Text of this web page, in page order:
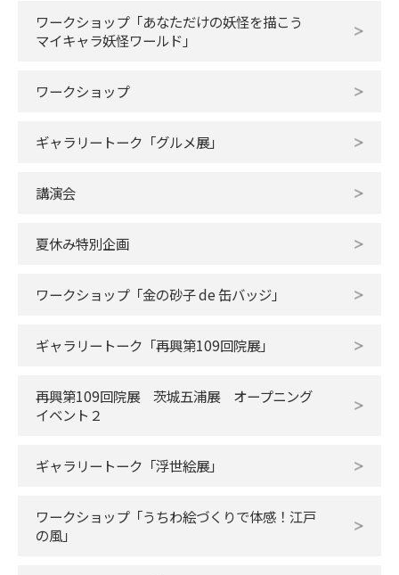
ワークショップ「あなただけの妖怪を描こう
マイキャラ妖怪ワールド」
ワークショップ
ギャラリートーク「グルメ展」
講演会
夏休み特別企画
ワークショップ「金の砂子 de 缶バッジ」
ギャラリートーク「再興第109回院展」
再興第109回院展 茨城五浦展 オープニング
イベント２
ギャラリートーク「浮世絵展」
ワークショップ「うちわ絵づくりで体感！江戸
の風」